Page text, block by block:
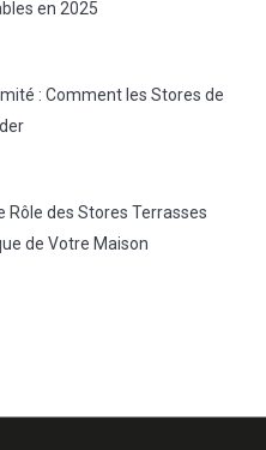
en 2025
: Comment les Stores de
Rôle des Stores Terrasses
de Votre Maison